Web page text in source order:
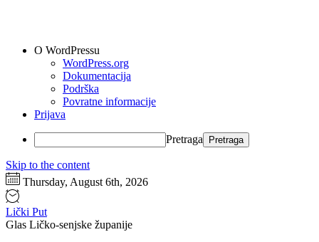
O WordPressu
WordPress.org
Dokumentacija
Podrška
Povratne informacije
Prijava
Pretraga
Skip to the content
Thursday, August 6th, 2026
Lički Put
Glas Ličko-senjske županije